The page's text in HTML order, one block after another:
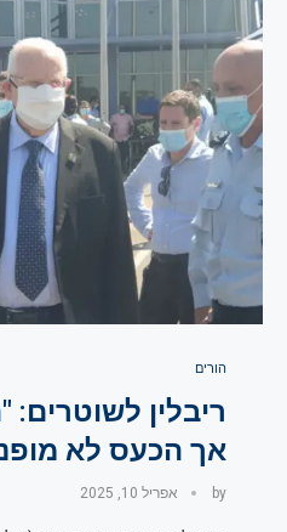
הורים
ריבלין
אך הכעס לא
by אפריל 10, 2025